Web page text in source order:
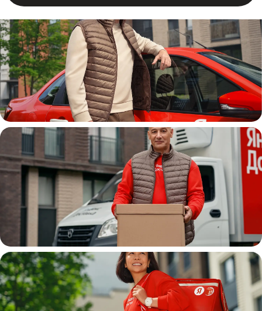
Автокурьер
Водитель
грузовой машины